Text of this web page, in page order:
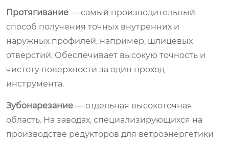
Протягивание — самый производительный
способ получения точных внутренних и
наружных профилей, например, шлицевых
отверстий. Обеспечивает высокую точность и
чистоту поверхности за один проход
инструмента.
Зубонарезание — отдельная высокоточная
область. На заводах, специализирующихся на
производстве редукторов для ветроэнергетики